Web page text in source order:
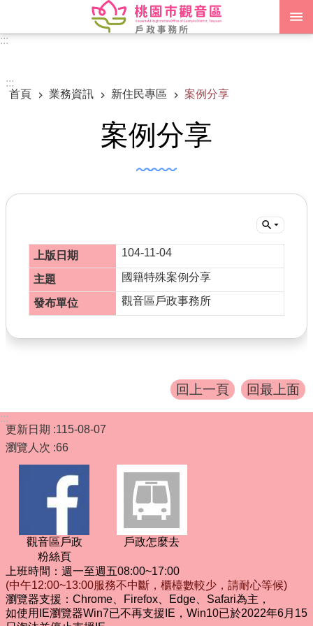
跳到主要內容區塊
業務資訊
機關通訊錄
政府資訊公開
書表下載
市政信箱
常見問題
隱私權政策
網站安全政策
政府網站資料開放宣告
:::
:::
首頁
業務資訊 新住民專區 案例分享
案例分享
104-11-04
國籍特殊案例分享
觀音區戶政事務所
回上一頁 回最上面
:::
更新日期
115-08-07
瀏覽人次 66
觀音區戶政
粉絲頁
戶政怎麼去
上班時間：週一至週五08:00~17:00
(中午12:00~13:00服務不中斷，櫃檯數較少，請耐心等候)
瀏覽器支援：Chrome、Firefox、Edge、Safari為主，
如使用IE瀏覽器Win7已不再支援IE，Win10已於2022年6月15